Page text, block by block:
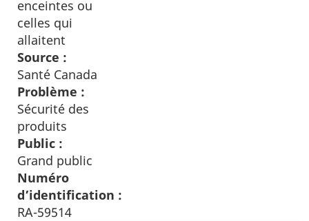
enceintes ou
celles qui
allaitent
Source :
Santé Canada
Problème :
Sécurité des
produits
Public :
Grand public
Numéro
d’identification :
RA-59514